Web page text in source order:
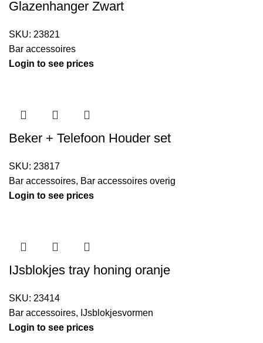
Glazenhanger Zwart
SKU: 23821
Bar accessoires
Login to see prices
Beker + Telefoon Houder set
SKU: 23817
Bar accessoires, Bar accessoires overig
Login to see prices
IJsblokjes tray honing oranje
SKU: 23414
Bar accessoires, IJsblokjesvormen
Login to see prices